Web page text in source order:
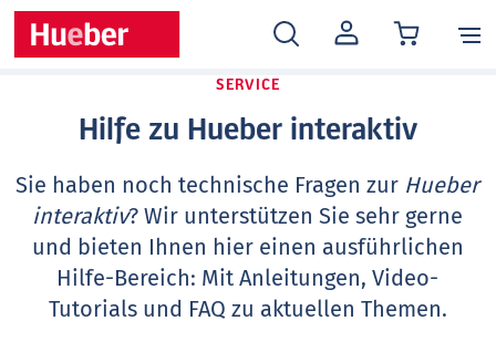
MEIN
KONTO
SERVICE
Hilfe zu Hueber interaktiv
Sie haben noch technische Fragen zur Hueber
interaktiv? Wir unterstützen Sie sehr gerne
und bieten Ihnen hier einen ausführlichen
Hilfe-Bereich: Mit Anleitungen, Video-
Tutorials und FAQ zu aktuellen Themen.